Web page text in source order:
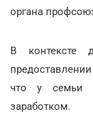
органа
В контексте
что у семьи
заработком.